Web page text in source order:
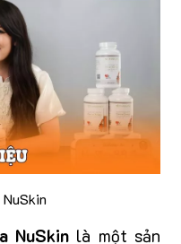
NuSkin là một sản